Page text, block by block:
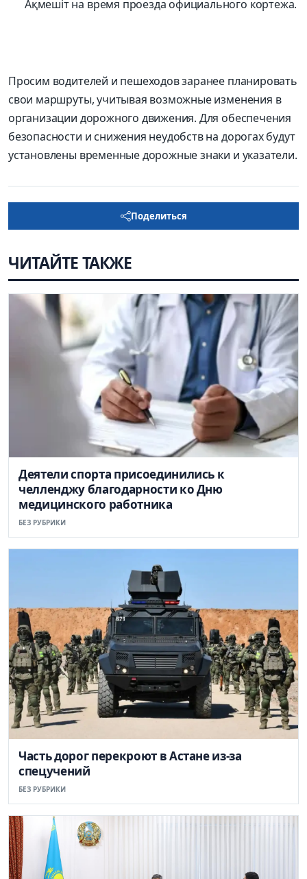
Ақмешіт на время проезда официального кортежа.
Просим водителей и пешеходов заранее планировать
свои маршруты, учитывая возможные изменения в
организации дорожного движения. Для обеспечения
безопасности и снижения неудобств на дорогах будут
установлены временные дорожные знаки и указатели.
Поделиться
ЧИТАЙТЕ ТАКЖЕ
Деятели спорта присоединились к
челленджу благодарности ко Дню
медицинского работника
БЕЗ РУБРИКИ
Часть дорог перекроют в Астане из-за
спецучений
БЕЗ РУБРИКИ